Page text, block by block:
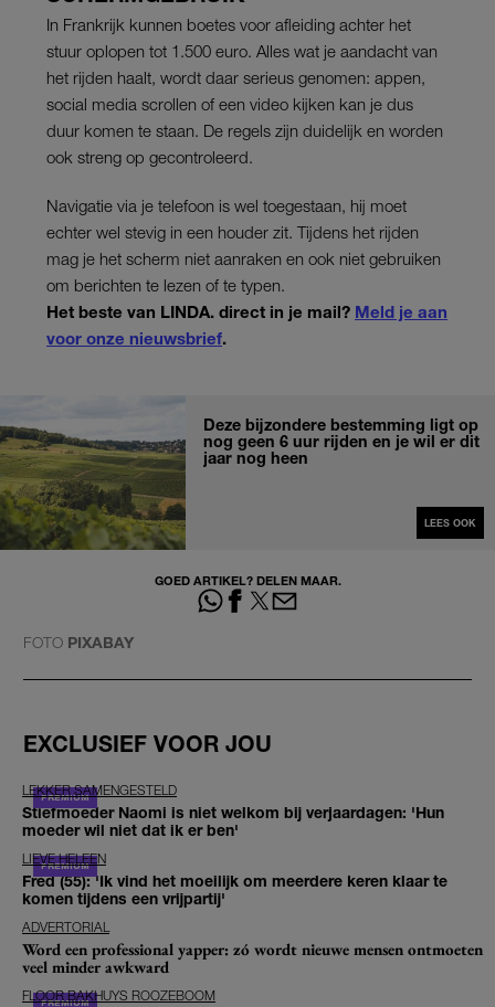
In Frankrijk kunnen boetes voor afleiding achter het
stuur oplopen tot 1.500 euro. Alles wat je aandacht van
het rijden haalt, wordt daar serieus genomen: appen,
social media scrollen of een video kijken kan je dus
duur komen te staan. De regels zijn duidelijk en worden
ook streng op gecontroleerd.
Navigatie via je telefoon is wel toegestaan, hij moet
echter wel stevig in een houder zit. Tijdens het rijden
mag je het scherm niet aanraken en ook niet gebruiken
om berichten te lezen of te typen.
Het beste van LINDA. direct in je mail? Meld je aan
voor onze nieuwsbrief.
Deze bijzondere bestemming ligt op
nog geen 6 uur rijden en je wil er dit
jaar nog heen
LEES OOK
GOED ARTIKEL? DELEN MAAR.
FOTO PIXABAY
EXCLUSIEF VOOR JOU
LEKKER SAMENGESTELD
Stiefmoeder Naomi is niet welkom bij verjaardagen: 'Hun
moeder wil niet dat ik er ben'
LIEVE HELEEN
Fred (55): 'Ik vind het moeilijk om meerdere keren klaar te
komen tijdens een vrijpartij'
ADVERTORIAL
Word een professional yapper: zó wordt nieuwe mensen ontmoeten
veel minder awkward
FLOOR BAKHUYS ROOZEBOOM